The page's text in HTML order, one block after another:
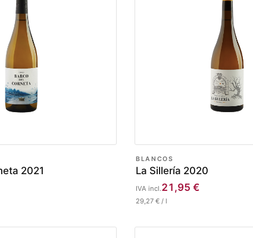
2021
BLANCOS
La Sillería 2020
21,95 €
IVA incl.
29,27 € / l